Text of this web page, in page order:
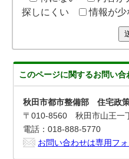
探しにくい
情報が少
このページに関するお問い合
秋田市都市整備部 住宅政
〒010-8560 秋田市山王一
電話：018-888-5770
お問い合わせは専用フ